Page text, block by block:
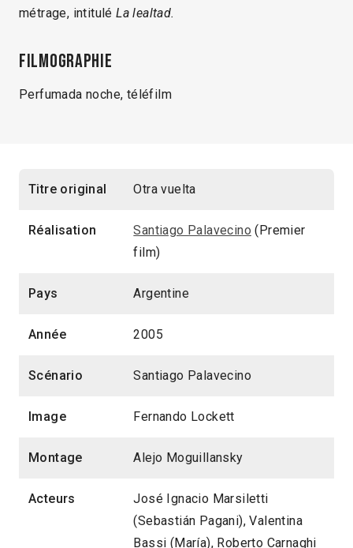
métrage, intituléLa lealtad.
Filmographie
Perfumada noche, téléfilm
Titre original Otra vuelta
Réalisation Santiago Palavecino (Premier
film)
Pays Argentine
Année 2005
Scénario Santiago Palavecino
Image Fernando Lockett
Montage Alejo Moguillansky
Acteurs
José Ignacio Marsiletti
(Sebastián Pagani), Valentina
Bassi (María), Roberto Carnaghi